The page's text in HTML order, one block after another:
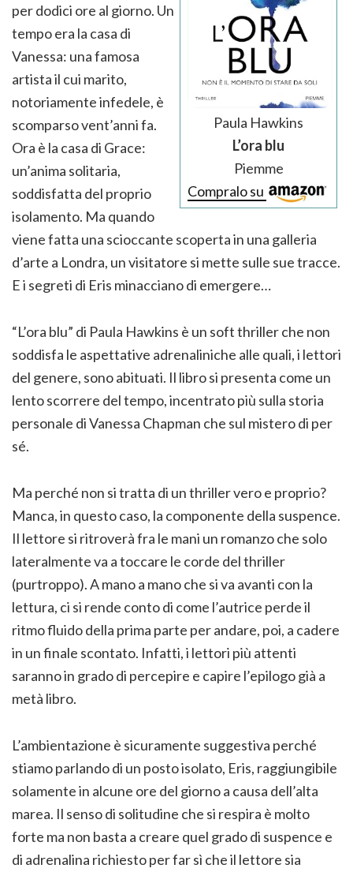
Paula Hawkins
L’ora blu
Piemme
Compralo su
per dodici ore al giorno. Un
tempo era la casa di
Vanessa: una famosa
artista il cui marito,
notoriamente infedele, è
scomparso vent’anni fa.
Ora è la casa di Grace:
un’anima solitaria,
soddisfatta del proprio
isolamento. Ma quando
viene fatta una scioccante scoperta in una galleria
d’arte a Londra, un visitatore si mette sulle sue tracce.
E i segreti di Eris minacciano di emergere…
“L’ora blu” di Paula Hawkins è un soft thriller che non
soddisfa le aspettative adrenaliniche alle quali, i lettori
del genere, sono abituati. Il libro si presenta come un
lento scorrere del tempo, incentrato più sulla storia
personale di Vanessa Chapman che sul mistero di per
sé.
Ma perché non si tratta di un thriller vero e proprio?
Manca, in questo caso, la componente della suspence.
Il lettore si ritroverà fra le mani un romanzo che solo
lateralmente va a toccare le corde del thriller
(purtroppo). A mano a mano che si va avanti con la
lettura, ci si rende conto di come l’autrice perde il
ritmo fluido della prima parte per andare, poi, a cadere
in un finale scontato. Infatti, i lettori più attenti
saranno in grado di percepire e capire l’epilogo già a
metà libro.
L’ambientazione è sicuramente suggestiva perché
stiamo parlando di un posto isolato, Eris, raggiungibile
solamente in alcune ore del giorno a causa dell’alta
marea. Il senso di solitudine che si respira è molto
forte ma non basta a creare quel grado di suspence e
di adrenalina richiesto per far sì che il lettore sia